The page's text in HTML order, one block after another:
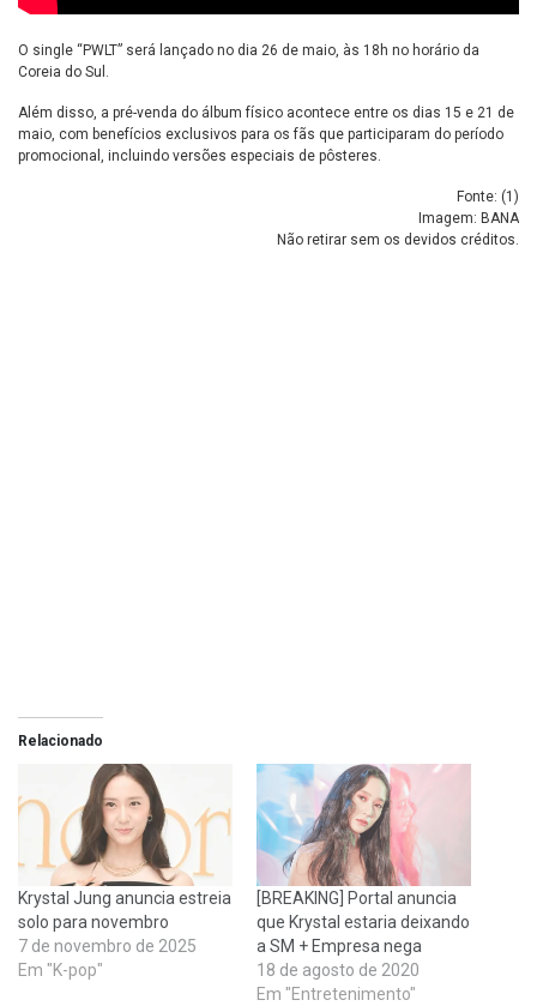
O single “PWLT” será lançado no dia 26 de maio, às 18h no horário da
Coreia do Sul.
Além disso, a pré-venda do álbum físico acontece entre os dias 15 e 21 de
maio, com benefícios exclusivos para os fãs que participaram do período
promocional, incluindo versões especiais de pôsteres.
Fonte: (1 )
Imagem: BANA
Não retirar sem os devidos créditos.
Relacionado
Krystal Jung anuncia estreia
solo para novembro
7 de novembro de 2025
Em "K-pop"
[BREAKING] Portal anuncia
que Krystal estaria deixando
a SM + Empresa nega
18 de agosto de 2020
Em "Entretenimento"